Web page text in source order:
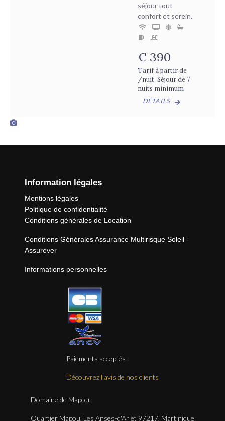
séjour tout
confort et serein.
€ 390
Tarif à partir de
/nuit. Séjour de 7
nuits minimum
DÉTAILS
Information légales
Mentions légales
Politique de confidentialité
Conditions générales de Location
Conditions Générales Assurance Multirisque Soleil -
Assurever
Informations personnelles
Paiements acceptés
Découvrez l'avis de nos clients
Domaine de Mapou.
Quartier Mapou, Les Anses-d'Arlet 97217, Martinique